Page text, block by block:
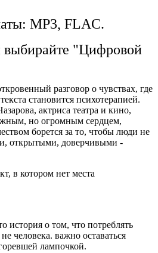
MP3, FLAC.
выбирайте "Цифровой
разговор о чувствах, где
становится психотерапией.
актриса театра и кино,
но огромным сердцем,
борется за то, чтобы люди не
открытыми, доверчивыми -
в котором нет места
история о том, что потреблять
человека. важно оставаться
лампочкой.